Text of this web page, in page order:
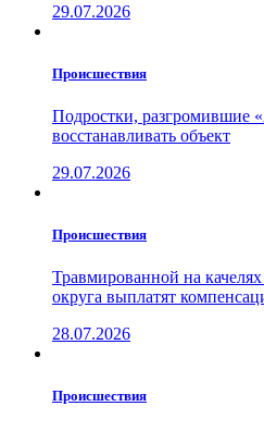
29.07.2026
Проиcшествия
Подростки, разгромившие
восстанавливать объект
29.07.2026
Проиcшествия
Травмированной на
округа выплатят
28.07.2026
Проиcшествия